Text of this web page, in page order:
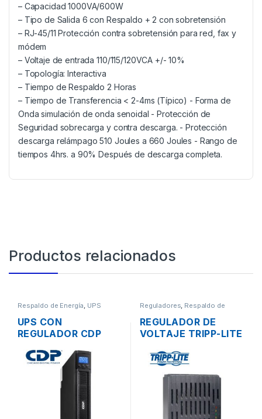
– Capacidad 1000VA/600W
– Tipo de Salida 6 con Respaldo + 2 con sobretensión
– RJ-45/11 Protección contra sobretensión para red, fax y
módem
– Voltaje de entrada 110/115/120VCA +/- 10%
– Topología: Interactiva
– Tiempo de Respaldo 2 Horas
– Tiempo de Transferencia < 2-4ms (Típico) - Forma de
Onda simulación de onda senoidal - Protección de
Seguridad sobrecarga y contra descarga. - Protección
descarga relámpago 510 Joules a 660 Joules - Rango de
tiempos 4hrs. a 90% Después de descarga completa.
Productos relacionados
Respaldo de Energía, UPS
UPS CON
REGULADOR CDP
1000VA 900W 8
TOMAS 110V +
CONECTOR DE
BATERIA EXTERNA
Reguladores, Respaldo de
Energía
REGULADOR DE
VOLTAJE TRIPP-LITE
TOMAS